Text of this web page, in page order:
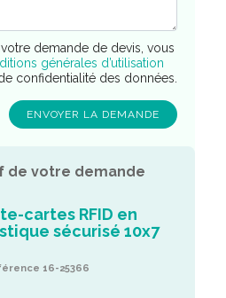
demande de devis, vous
générales d’utilisation
confidentialité des données.
de votre demande
cartes RFID en
sécurisé 10x7
16-25366